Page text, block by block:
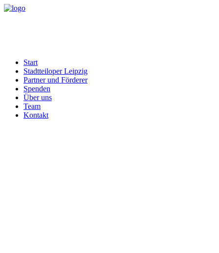
Start
Stadtteiloper Leipzig
Partner und Förderer
Spenden
Über uns
Team
Kontakt